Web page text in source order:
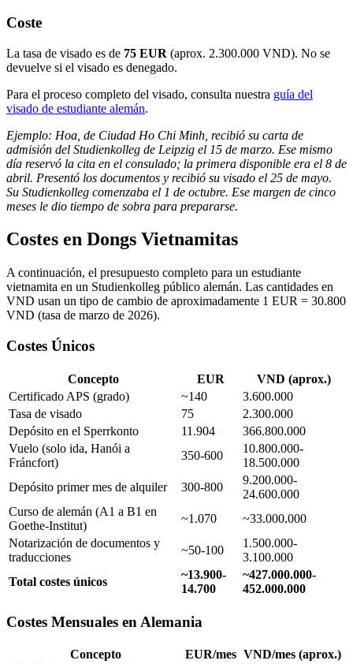
Coste
La tasa de visado es de 75 EUR (aprox. 2.300.000 VND). No se
devuelve si el visado es denegado.
Para el proceso completo del visado, consulta nuestra guía del
visado de estudiante alemán.
Ejemplo: Hoa, de Ciudad Ho Chi Minh, recibió su carta de
admisión del Studienkolleg de Leipzig el 15 de marzo. Ese mismo
día reservó la cita en el consulado; la primera disponible era el 8 de
abril. Presentó los documentos y recibió su visado el 25 de mayo.
Su Studienkolleg comenzaba el 1 de octubre. Ese margen de cinco
meses le dio tiempo de sobra para prepararse.
Costes en Dongs Vietnamitas
A continuación, el presupuesto completo para un estudiante
vietnamita en un Studienkolleg público alemán. Las cantidades en
VND usan un tipo de cambio de aproximadamente 1 EUR = 30.800
VND (tasa de marzo de 2026).
Costes Únicos
Concepto EUR
VND (aprox.)
Certificado APS (grado)
~140
3.600.000
Tasa de visado
75
2.300.000
Depósito en el Sperrkonto
11.904
366.800.000
Vuelo (solo ida, Hanói a
Fráncfort)
350-600
10.800.000-
18.500.000
Depósito primer mes de alquiler
300-800
9.200.000-
24.600.000
Curso de alemán (A1 a B1 en
Goethe-Institut)
~1.070
~33.000.000
Notarización de documentos y
traducciones
~50-100
1.500.000-
3.100.000
Total costes únicos
~13.900-
14.700
~427.000.000-
452.000.000
Costes Mensuales en Alemania
Concepto EUR/mes VND/mes (aprox.)